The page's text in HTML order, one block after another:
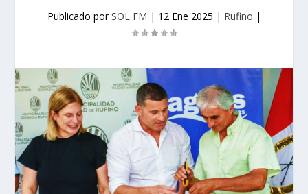
Publicado porSOL FM | 12 Ene 2025 | Rufino |